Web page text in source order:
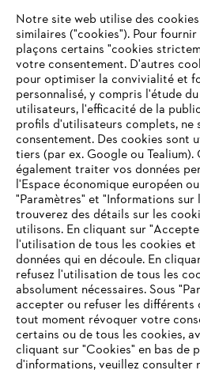
L'Entreprise
Questions fréquentes
Service
Politique de protection des
Mentions légales Cookies
Informations juridiques
STIHL VERTRIEBS AG, 8617 Mönchaltorf
VOTRE
N'EST PLUS PRIS
Vous utilisez un navigateur Internet
en charge, et certaines
peuvent fonctionner correctement.
optimale de notre site, nous vous
l'un des navigateurs suivants :
Notre site web utilise des
similaires ("cookies"). Pour
plaçons certains "cookies
votre consentement. D'autres
pour optimiser la convivialité et
personnalisé, y compris l'étude
utilisateurs, l'efficacité de la
profils d'utilisateurs complets, ne
consentement. Des cookies sont
tiers (par ex. Google ou Tealium).
également traiter vos données
l'Espace économique européen
"Paramètres" et "Informations sur
trouverez des détails sur les
utilisons. En cliquant sur
l'utilisation de tous les cookies
données qui en découle. En
refusez l'utilisation de tous les
absolument nécessaires. Sous
accepter ou refuser les différents
tout moment révoquer votre
certains ou de tous les cookies,
cliquant sur "Cookies" en bas de
d'informations, veuillez consulter